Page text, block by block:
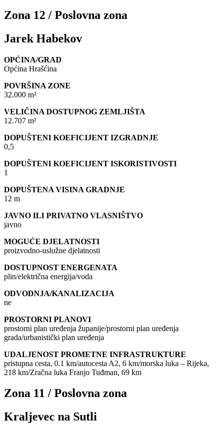
Zona 12 / Poslovna zona
Jarek Habekov
OPĆINA/GRAD
Općina Hrašćina
POVRŠINA ZONE
32.000 m²
VELIČINA DOSTUPNOG ZEMLJIŠTA
12.707 m²
DOPUŠTENI KOEFICIJENT IZGRADNJE
0,5
DOPUŠTENI KOEFICIJENT ISKORISTIVOSTI
1
DOPUŠTENA VISINA GRADNJE
12 m
JAVNO ILI PRIVATNO VLASNIŠTVO
javno
MOGUĆE DJELATNOSTI
proizvodno-uslužne djelatnosti
DOSTUPNOST ENERGENATA
plin/električna energija/voda
ODVODNJA/KANALIZACIJA
ne
PROSTORNI PLANOVI
prostorni plan uređenja županije/prostorni plan uređenja
grada/urbanistički plan uređenja
UDALJENOST PROMETNE INFRASTRUKTURE
pristupna cesta, 0.1 km/autocesta A2, 6 km/morska luka – Rijeka,
218 km/Zračna luka Franjo Tuđman, 69 km
Zona 11 / Poslovna zona
Kraljevec na Sutli